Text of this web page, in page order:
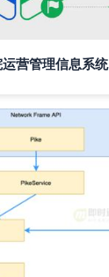
营管理信息系统